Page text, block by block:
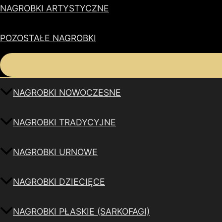
NAGROBKI ARTYSTYCZNE
POZOSTAŁE NAGROBKI
NAGROBKI NOWOCZESNE
NAGROBKI TRADYCYJNE
NAGROBKI URNOWE
NAGROBKI DZIECIĘCE
NAGROBKI PŁASKIE (SARKOFAGI)